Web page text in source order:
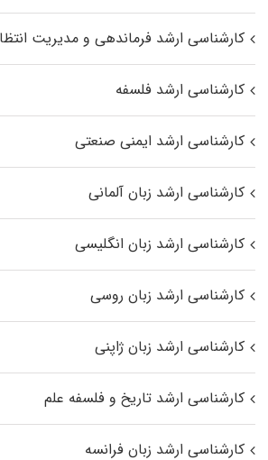
کارشناسی ارشد فرماندهی و مدیریت
کارشناسی ارشد فلسفه
کارشناسی ارشد ایمنی صنعتی
کارشناسی ارشد زبان آلمانی
کارشناسی ارشد زبان انگلیسی
کارشناسی ارشد زبان روسی
کارشناسی ارشد زبان ژاپنی
کارشناسی ارشد تاریخ و فلسفه علم
کارشناسی ارشد زبان فرانسه